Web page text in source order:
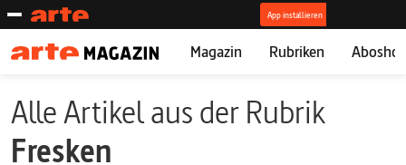
Magazin Rubriken
Alle Artikel aus der Rubrik
Fresken